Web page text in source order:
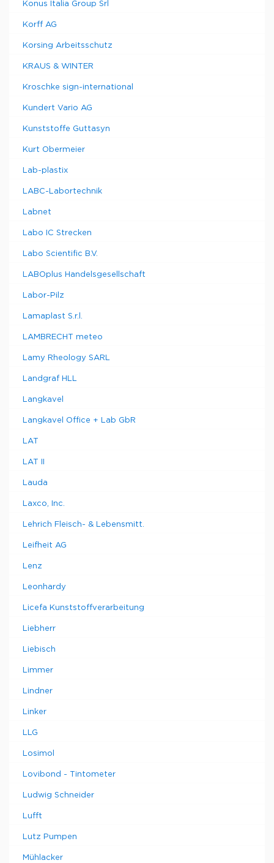
Konus Italia Group Srl
Korff AG
Korsing Arbeitsschutz
KRAUS & WINTER
Kroschke sign-international
Kundert Vario AG
Kunststoffe Guttasyn
Kurt Obermeier
Lab-plastix
LABC-Labortechnik
Labnet
Labo IC Strecken
Labo Scientific B.V.
LABOplus Handelsgesellschaft
Labor-Pilz
Lamaplast S.r.l.
LAMBRECHT meteo
Lamy Rheology SARL
Landgraf HLL
Langkavel
Langkavel Office + Lab GbR
LAT
LAT II
Lauda
Laxco, Inc.
Lehrich Fleisch- & Lebensmitt.
Leifheit AG
Lenz
Leonhardy
Licefa Kunststoffverarbeitung
Liebherr
Liebisch
Limmer
Lindner
Linker
LLG
Losimol
Lovibond - Tintometer
Ludwig Schneider
Lufft
Lutz Pumpen
Mühlacker